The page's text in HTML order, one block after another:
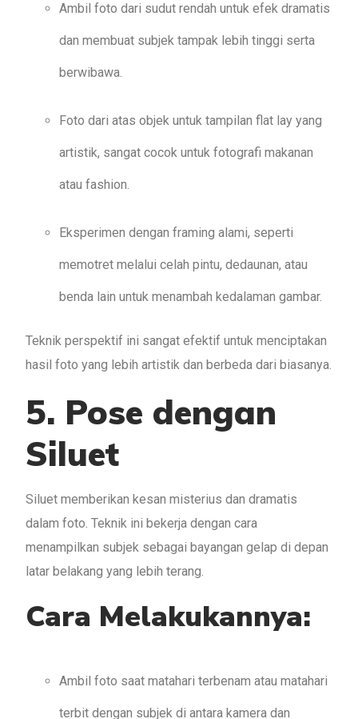
Ambil foto dari sudut rendah untuk efek dramatis
dan membuat subjek tampak lebih tinggi serta
berwibawa.
Foto dari atas objek untuk tampilan flat lay yang
artistik, sangat cocok untuk fotografi makanan
atau fashion.
Eksperimen dengan framing alami, seperti
memotret melalui celah pintu, dedaunan, atau
benda lain untuk menambah kedalaman gambar.
Teknik perspektif ini sangat efektif untuk menciptakan
hasil foto yang lebih artistik dan berbeda dari biasanya.
5. Pose dengan
Siluet
Siluet memberikan kesan misterius dan dramatis
dalam foto. Teknik ini bekerja dengan cara
menampilkan subjek sebagai bayangan gelap di depan
latar belakang yang lebih terang.
Cara Melakukannya:
Ambil foto saat matahari terbenam atau matahari
terbit dengan subjek di antara kamera dan